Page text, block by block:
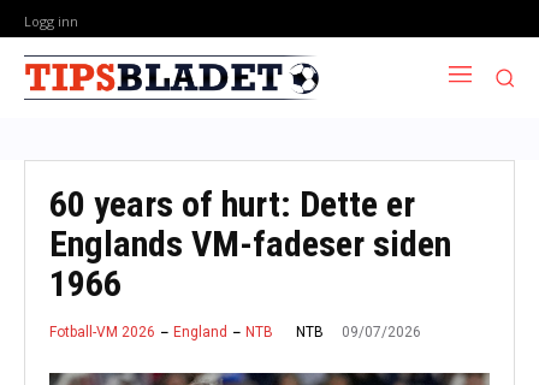
Logg inn
60 years of hurt: Dette er
Englands VM-fadeser siden
1966
Fotball-VM 2026 England NTB NTB 09/07/2026